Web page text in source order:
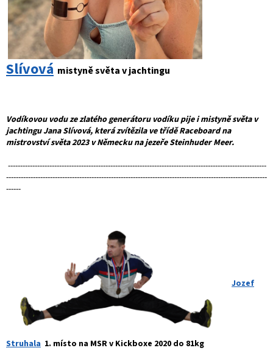
Slívová mistyně světa v jachtingu
Vodíkovou vodu ze zlatého generátoru vodíku pije i mistyně světa v
jachtingu Jana Slívová, která zvítězila ve třídě Raceboard na
mistrovství světa 2023 v Německu na jezeře Steinhuder Meer.
----------------------------------------------------------------------------------------------------------
-----------------------------------------------------------------------------------------------------------
------
Jozef
Struhala 1. místo na MSR v Kickboxe 2020 do 81kg